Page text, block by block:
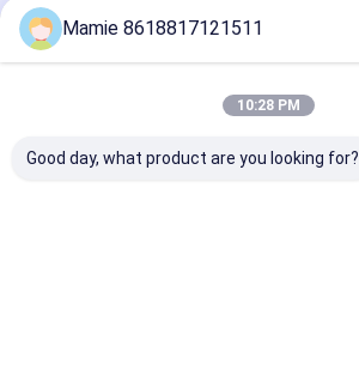
अनुशंसित उत्पाद
Mamie 8618817121511
10:28 PM
Good day, what product are you looking for?